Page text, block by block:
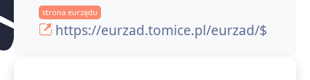
strona eurzędu
https://eurzad.tomice.pl/eurzad/$